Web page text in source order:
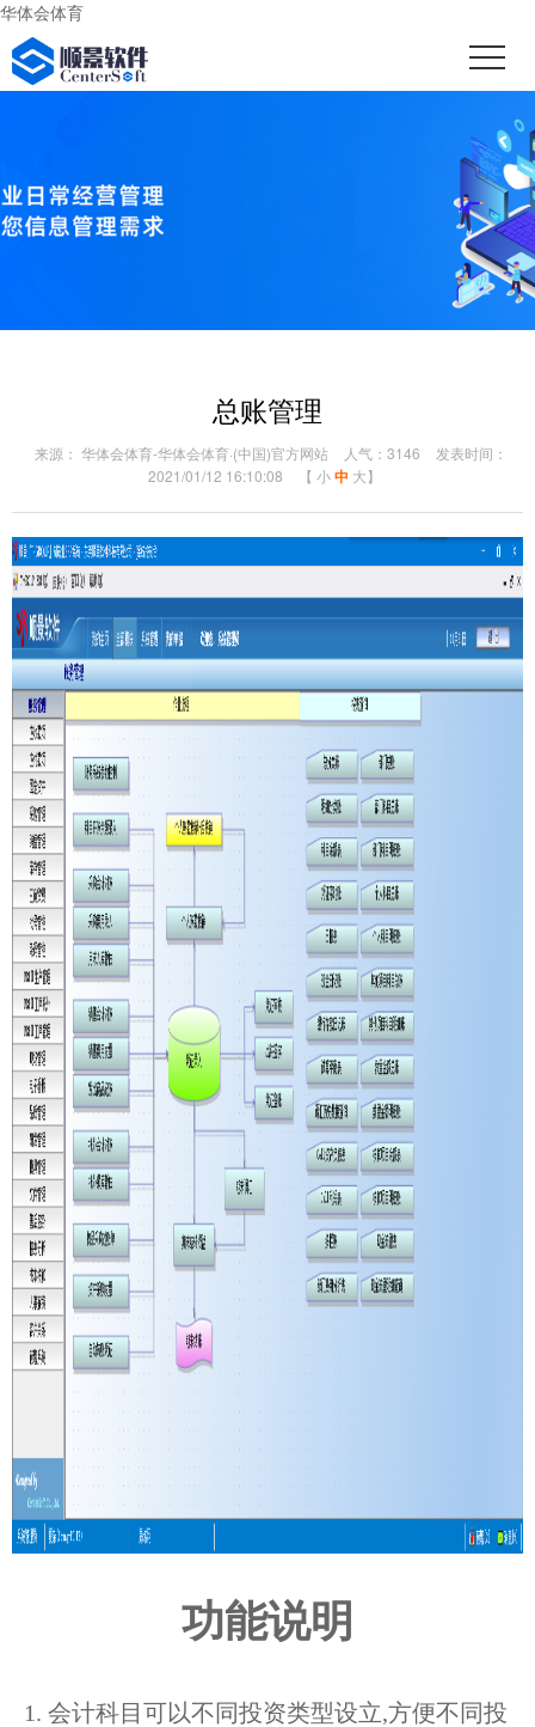
华体会体育
总账管理
来源： 华体会体育-华体会体育·(中国)官方网站 人气：3146
发表时间：
2021/01/12 16:10:08
【 小中 大】
功能说明
1. 会计科目可以不同投资类型设立,方便不同投